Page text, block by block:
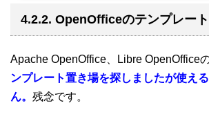
書いています。Macintosh/Androidでも同様の手
eDriveとは？OneDrive（ワンドライブ）はマイ
4.2.2. OpenOfficeのテンプレート
Apache OpenOffice、Libre OpenOffice
ンプレート置き場を探しましたが使え
ん。 残念です。